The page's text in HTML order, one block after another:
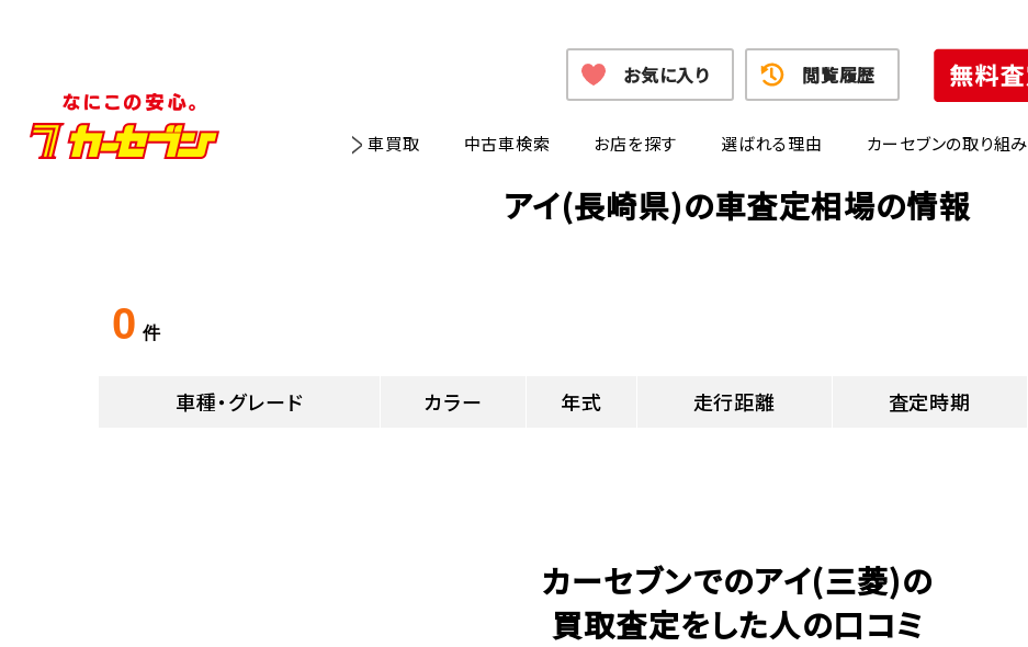
車買取 中古車検索 お店を探す 選ばれる理由 カーセブンの取り組み
お気に入り 閲覧履歴
アイ(長崎県)の車査定相場の情報
0 件
車種・グレード カラー 年式 走行距離 査定時期
カーセブンでのアイ(三菱)の
買取査定をした人の口コミ